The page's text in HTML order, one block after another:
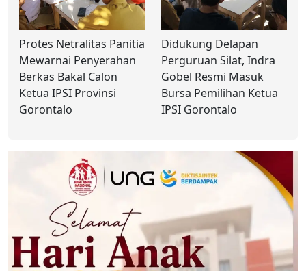
‎Protes Netralitas Panitia
Mewarnai Penyerahan
Berkas Bakal Calon
Ketua IPSI Provinsi
Gorontalo
‎Didukung Delapan
Perguruan Silat, Indra
Gobel Resmi Masuk
Bursa Pemilihan Ketua
IPSI Gorontalo